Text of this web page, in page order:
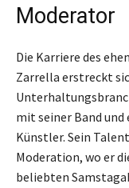
Moderator
Die Karriere des
Zarrella erstreckt
mit seiner Band
Künstler. Sein
Moderation, wo er
beliebten